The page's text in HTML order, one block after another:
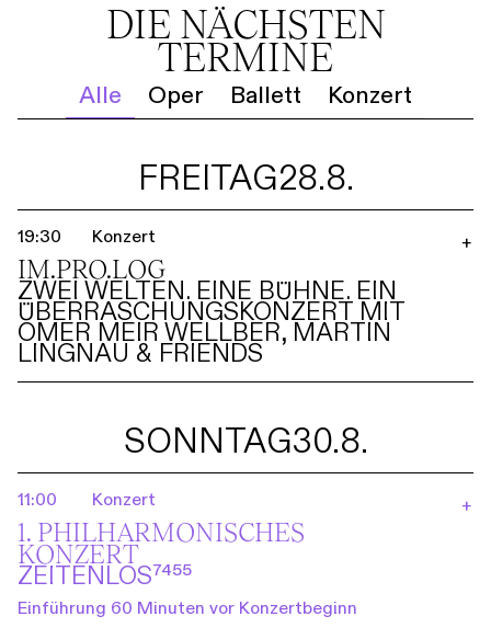
DIE NÄCHSTEN
TERMINE
Alle Oper Ballett Konzert
FREITAG28.8.
19:30 Konzert
IM.PRO.LOG
ZWEI WELTEN. EINE BÜHNE. EIN
ÜBERRASCHUNGSKONZERT MIT
OMER MEIR WELLBER, MARTIN
LINGNAU & FRIENDS
+
SONNTAG30.8.
11:00 Konzert
1. PHILHARMO­NISCHES
KONZERT
ZEITENLOS⁷⁴⁵⁵
Einführung 60 Minuten vor Konzertbeginn
+